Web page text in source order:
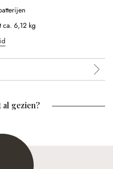
ca. 6,12 kg
al gezien?